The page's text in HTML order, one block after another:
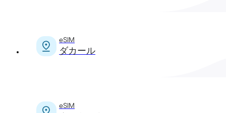
eSIM
ダカール
eSIM